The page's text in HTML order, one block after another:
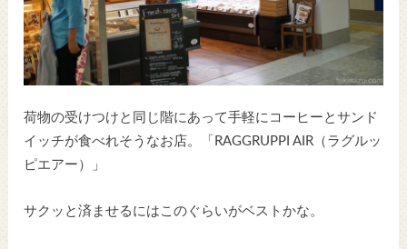
荷物の受けつけと同じ階にあって手軽にコーヒーとサンド
イッチが食べれそうなお店。「RAGGRUPPI AIR（ラグルッ
ピエアー）」
サクッと済ませるにはこのぐらいがベストかな。